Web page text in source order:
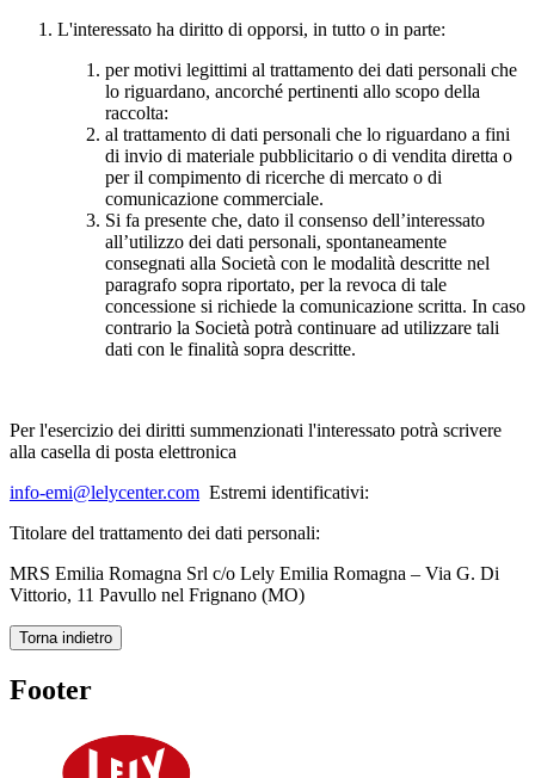
L'interessato ha diritto di opporsi, in tutto o in parte:
per motivi legittimi al trattamento dei dati personali che
lo riguardano, ancorché pertinenti allo scopo della
raccolta:
al trattamento di dati personali che lo riguardano a fini
di invio di materiale pubblicitario o di vendita diretta o
per il compimento di ricerche di mercato o di
comunicazione commerciale.
Si fa presente che, dato il consenso dell’interessato
all’utilizzo dei dati personali, spontaneamente
consegnati alla Società con le modalità descritte nel
paragrafo sopra riportato, per la revoca di tale
concessione si richiede la comunicazione scritta. In caso
contrario la Società potrà continuare ad utilizzare tali
dati con le finalità sopra descritte.
Per l'esercizio dei diritti summenzionati l'interessato potrà scrivere
alla casella di posta elettronica
info-emi@lelycenter.com Estremi identificativi:
Titolare del trattamento dei dati personali:
MRS Emilia Romagna Srl c/o Lely Emilia Romagna – Via G. Di
Vittorio, 11 Pavullo nel Frignano (MO)
Torna indietro
Footer